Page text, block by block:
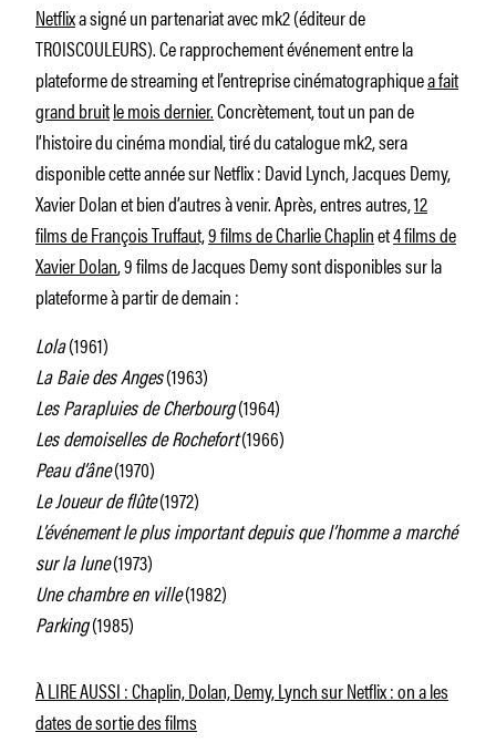
Netflixa signé un partenariat avec mk2 (éditeur de
TROISCOULEURS). Ce rapprochement événement entre la
plateforme de streaming et l’entreprise cinématographiquea fait
grand bruitle mois dernier.Concrètement, tout un pan de
l’histoire du cinéma mondial, tiré du catalogue mk2, sera
disponible cette année sur Netflix : David Lynch, Jacques Demy,
Xavier Dolan et bien d’autres à venir. Après, entres autres,12
films de François Truffaut,9 films de Charlie Chaplinet4 films de
Xavier Dolan, 9 films de Jacques Demy sont disponibles sur la
plateforme à partir de demain :
Lola(1961)
La Baie des Anges(1963)
Les Parapluies de Cherbourg(1964)
Les demoiselles de Rochefort(1966)
Peau d’âne(1970)
Le Joueur de flûte(1972)
L’événement le plus important depuis que l’homme a marché
sur la lune(1973)
Une chambre en ville(1982)
Parking(1985)
À LIRE AUSSI : Chaplin, Dolan, Demy, Lynch sur Netflix : on a les
dates de sortie des films